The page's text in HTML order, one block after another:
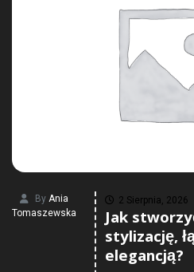
By Ania
Tomaszewska
2 Sierpnia, 2026
Jak
stylizację,
elegancją?